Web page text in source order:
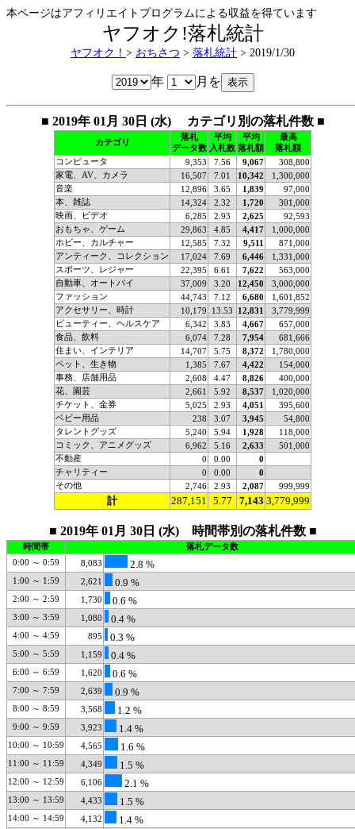
本ページはアフィリエイトプログラムによる収益を得ています
ヤフオク!落札統計
ヤフオク！ > おちさつ > 落札統計 > 2019/1/30
年 月を
■ 2019年 01月 30日 (水) カテゴリ別の落札件数 ■
カテゴリ
落札
データ数
平均
入札数
平均
落札額
最高
落札額
コンピュータ
9,353 7.56 9,067
308,800
家電、AV、カメラ
16,507 7.01 10,342
1,300,000
音楽
12,896 3.65 1,839
97,000
本、雑誌
14,324 2.32 1,720
301,000
映画、ビデオ
6,285 2.93 2,625
92,593
おもちゃ、ゲーム
29,863 4.85 4,417
1,000,000
ホビー、カルチャー
12,585 7.32 9,511
871,000
アンティーク、コレクション
17,024 7.69 6,446
1,331,000
スポーツ、レジャー
22,395 6.61 7,622
563,000
自動車、オートバイ
37,009 3.20 12,450
3,000,000
ファッション
44,743 7.12 6,680
1,601,852
アクセサリー、時計
10,179 13.53 12,831
3,779,999
ビューティー、ヘルスケア
6,342 3.83 4,667
657,000
食品、飲料
6,074 7.28 7,954
681,666
住まい、インテリア
14,707 5.75 8,372
1,780,000
ペット、生き物
1,385 7.67 4,422
154,000
事務、店舗用品
2,608 4.47 8,826
400,000
花、園芸
2,661 5.92 8,537
1,020,000
チケット、金券
5,025 2.93 4,051
395,600
ベビー用品
238 3.07 3,945
54,800
タレントグッズ
5,240 5.94 1,928
118,000
コミック、アニメグッズ
6,962 5.16 2,633
501,000
不動産
0 0.00
0
チャリティー
0 0.00
0
その他
2,746 2.93 2,087 999,999
計 287,151 5.77 7,143 3,779,999
■ 2019年 01月 30日 (水) 時間帯別の落札件数 ■
時間帯
落札データ数
0:00 ～ 0:59
8,083 2.8 %
1:00 ～ 1:59 2,621 0.9 %
2:00 ～ 2:59 1,730 0.6 %
3:00 ～ 3:59 1,080 0.4 %
4:00 ～ 4:59 895 0.3 %
5:00 ～ 5:59 1,159 0.4 %
6:00 ～ 6:59 1,620 0.6 %
7:00 ～ 7:59 2,639 0.9 %
8:00 ～ 8:59 3,568 1.2 %
9:00 ～ 9:59 3,923 1.4 %
10:00 ～ 10:59 4,565 1.6 %
11:00 ～ 11:59 4,349 1.5 %
12:00 ～ 12:59 6,106 2.1 %
13:00 ～ 13:59 4,433 1.5 %
14:00 ～ 14:59 4,132 1.4 %